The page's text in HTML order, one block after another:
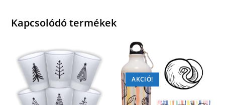
Kapcsolódó termékek
AKCIÓ!